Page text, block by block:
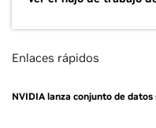
Enlaces rápidos
NVIDIA lanza conjunto de